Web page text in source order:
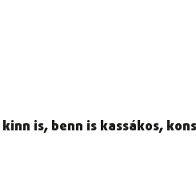
is, benn is kassákos,